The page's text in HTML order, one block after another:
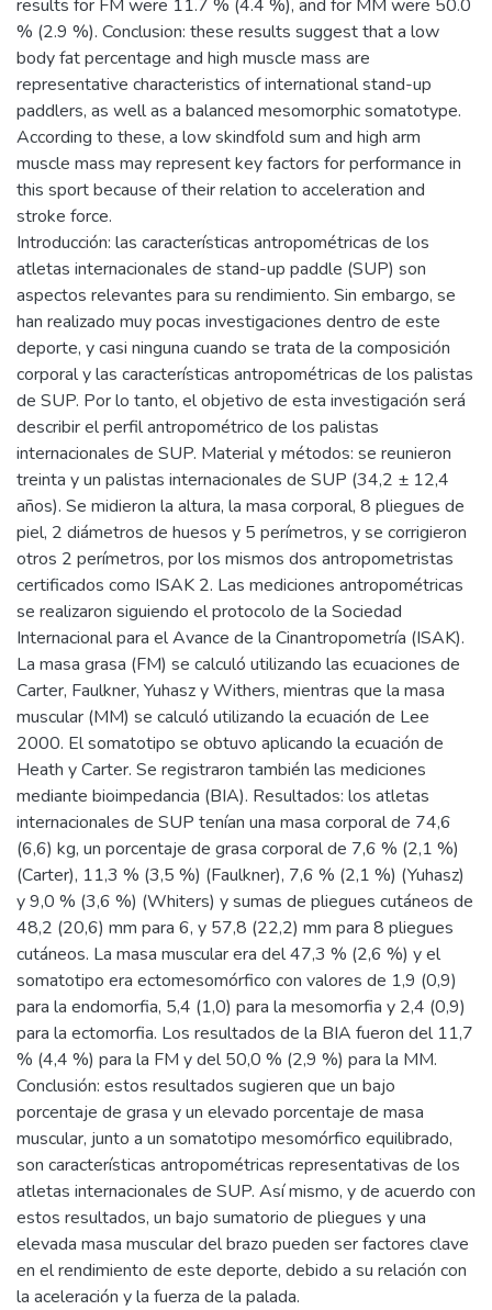
results for FM were 11.7 % (4.4 %), and for MM were 50.0
% (2.9 %). Conclusion: these results suggest that a low
body fat percentage and high muscle mass are
representative characteristics of international stand-up
paddlers, as well as a balanced mesomorphic somatotype.
According to these, a low skindfold sum and high arm
muscle mass may represent key factors for performance in
this sport because of their relation to acceleration and
stroke force.
Introducción: las características antropométricas de los
atletas internacionales de stand-up paddle (SUP) son
aspectos relevantes para su rendimiento. Sin embargo, se
han realizado muy pocas investigaciones dentro de este
deporte, y casi ninguna cuando se trata de la composición
corporal y las características antropométricas de los palistas
de SUP. Por lo tanto, el objetivo de esta investigación será
describir el perfil antropométrico de los palistas
internacionales de SUP. Material y métodos: se reunieron
treinta y un palistas internacionales de SUP (34,2 ± 12,4
años). Se midieron la altura, la masa corporal, 8 pliegues de
piel, 2 diámetros de huesos y 5 perímetros, y se corrigieron
otros 2 perímetros, por los mismos dos antropometristas
certificados como ISAK 2. Las mediciones antropométricas
se realizaron siguiendo el protocolo de la Sociedad
Internacional para el Avance de la Cinantropometría (ISAK).
La masa grasa (FM) se calculó utilizando las ecuaciones de
Carter, Faulkner, Yuhasz y Withers, mientras que la masa
muscular (MM) se calculó utilizando la ecuación de Lee
2000. El somatotipo se obtuvo aplicando la ecuación de
Heath y Carter. Se registraron también las mediciones
mediante bioimpedancia (BIA). Resultados: los atletas
internacionales de SUP tenían una masa corporal de 74,6
(6,6) kg, un porcentaje de grasa corporal de 7,6 % (2,1 %)
(Carter), 11,3 % (3,5 %) (Faulkner), 7,6 % (2,1 %) (Yuhasz)
y 9,0 % (3,6 %) (Whiters) y sumas de pliegues cutáneos de
48,2 (20,6) mm para 6, y 57,8 (22,2) mm para 8 pliegues
cutáneos. La masa muscular era del 47,3 % (2,6 %) y el
somatotipo era ectomesomórfico con valores de 1,9 (0,9)
para la endomorfia, 5,4 (1,0) para la mesomorfia y 2,4 (0,9)
para la ectomorfia. Los resultados de la BIA fueron del 11,7
% (4,4 %) para la FM y del 50,0 % (2,9 %) para la MM.
Conclusión: estos resultados sugieren que un bajo
porcentaje de grasa y un elevado porcentaje de masa
muscular, junto a un somatotipo mesomórfico equilibrado,
son características antropométricas representativas de los
atletas internacionales de SUP. Así mismo, y de acuerdo con
estos resultados, un bajo sumatorio de pliegues y una
elevada masa muscular del brazo pueden ser factores clave
en el rendimiento de este deporte, debido a su relación con
la aceleración y la fuerza de la palada.